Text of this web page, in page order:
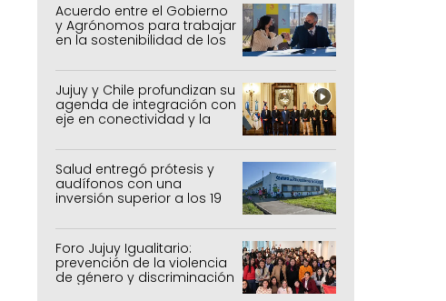
Acuerdo entre el Gobierno
y Agrónomos para trabajar
en la sostenibilidad de los
agrícolas, pecuarios y
forestal
Jujuy y Chile profundizan su
agenda de integración con
eje en conectividad y la
mejora del Paso de Jama
Salud entregó prótesis y
audífonos con una
inversión superior a los 19
millones de pesos
Foro Jujuy Igualitario:
prevención de la violencia
de género y discriminación